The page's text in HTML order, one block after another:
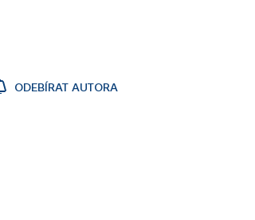
ODEBÍRAT AUTORA